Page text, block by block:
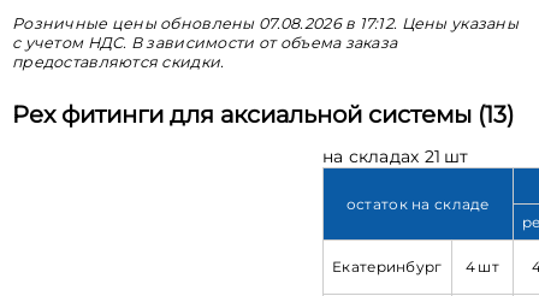
Розничные цены обновлены 07.08.2026 в 17:12. Цены указаны
с учетом НДС. В зависимости от объема заказа
предоставляются скидки.
Pex фитинги для аксиальной системы (13)
на складах 21 шт
остаток на складе
Екатеринбург 4 шт